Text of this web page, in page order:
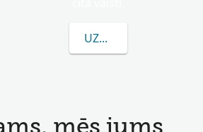
UZZINĀT VAIRĀK PAR